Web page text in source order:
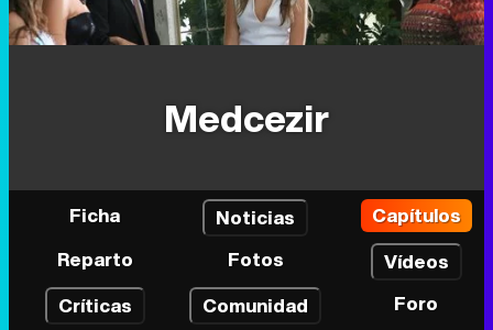
Medcezir
Ficha Noticias
Capítulos
Reparto
Fotos
Vídeos
Críticas
Comunidad Foro